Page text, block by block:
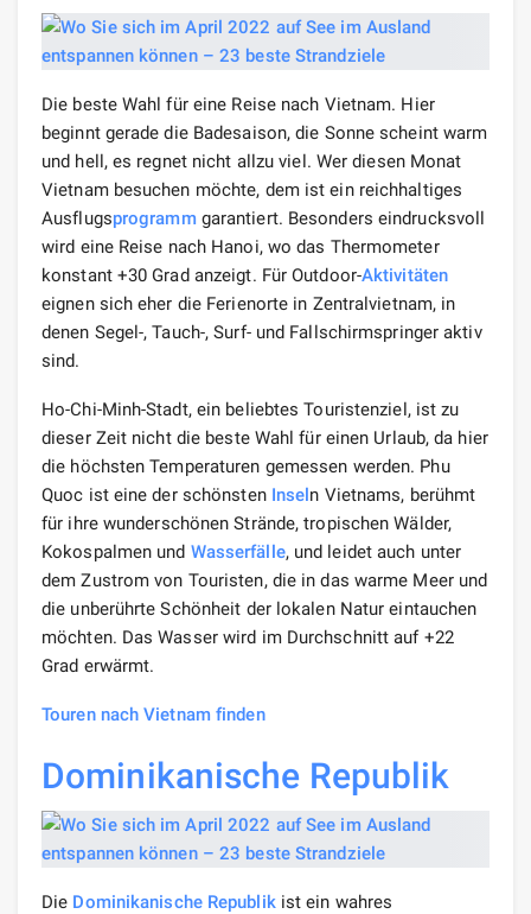
Die beste Wahl für eine Reise nach Vietnam. Hier
beginnt gerade die Badesaison, die Sonne scheint warm
und hell, es regnet nicht allzu viel. Wer diesen Monat
Vietnam besuchen möchte, dem ist ein reichhaltiges
Ausflugsprogrammgarantiert. Besonders eindrucksvoll
wird eine Reise nach Hanoi, wo das Thermometer
konstant +30 Grad anzeigt. Für Outdoor-Aktivitäten
eignen sich eher die Ferienorte in Zentralvietnam, in
denen Segel-, Tauch-, Surf- und Fallschirmspringer aktiv
sind.
Ho-Chi-Minh-Stadt, ein beliebtes Touristenziel, ist zu
dieser Zeit nicht die beste Wahl für einen Urlaub, da hier
die höchsten Temperaturen gemessen werden. Phu
Quoc ist eine der schönsten Inseln Vietnams, berühmt
für ihre wunderschönen Strände, tropischen Wälder,
Kokospalmen und Wasserfälle, und leidet auch unter
dem Zustrom von Touristen, die in das warme Meer und
die unberührte Schönheit der lokalen Natur eintauchen
möchten. Das Wasser wird im Durchschnitt auf +22
Grad erwärmt.
Touren nach Vietnam finden
Dominikanische Republik
Die Dominikanische Republikist ein wahres